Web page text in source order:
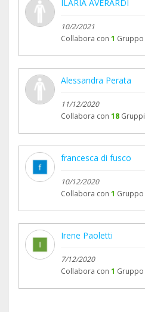
ILARIA AVERARDI
10/2/2021
Collabora con 1 Gruppo
Alessandra Perata
11/12/2020
Collabora con 18 Gruppi
francesca di fusco
10/12/2020
Collabora con 1 Gruppo
Irene Paoletti
7/12/2020
Collabora con 1 Gruppo